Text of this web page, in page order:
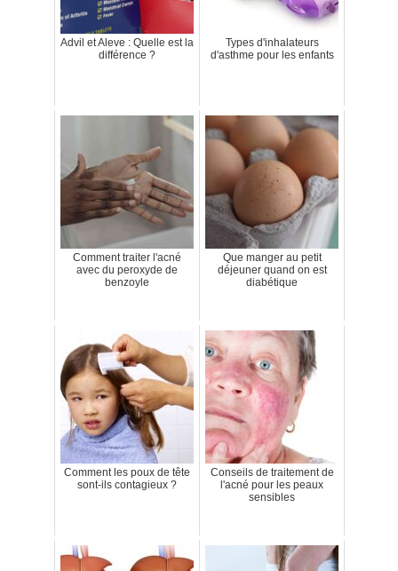
Advil et Aleve : Quelle est la
différence ?
Types d'inhalateurs
d'asthme pour les enfants
Comment traiter l'acné
avec du peroxyde de
benzoyle
Que manger au petit
déjeuner quand on est
diabétique
Comment les poux de tête
sont-ils contagieux ?
Conseils de traitement de
l'acné pour les peaux
sensibles